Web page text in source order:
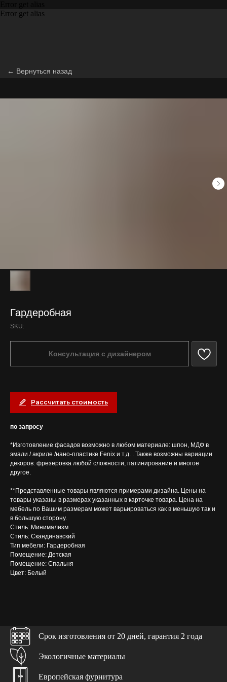
Error get alias
Гардеробная
SKU:
Консультация с дизайнером
Рассчитать стоимость
по запросу
*Изготовление фасадов возможно в любом материале: шпон, МДФ в
эмали / акриле /нано-пластике Fenix и т.д. . Также возможны вариации
декоров: фрезеровка любой сложности, патинирование и многое
другое.
**Представленные товары являются примерами дизайна. Цены на
товары указаны в размерах указанных в карточке товара. Цена на
мебель по Вашим размерам может варьироваться как в меньшую так и
в большую сторону.
Стиль: Минимализм
Стиль: Скандинавский
Тип мебели: Гардеробная
Помещение: Детская
Помещение: Спальня
Цвет: Белый
Срок изготовления от 20 дней, гарантия 2 года
Экологичные материалы
Европейская фурнитура
Выезд замерщика
При заключении договора